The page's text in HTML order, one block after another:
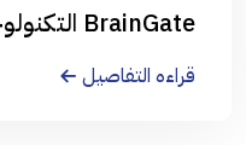
BrainGate التكنولوجيا الطبية الثورية
قراءه التفاصيل